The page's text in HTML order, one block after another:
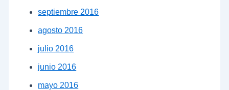
septiembre 2016
agosto 2016
julio 2016
junio 2016
mayo 2016